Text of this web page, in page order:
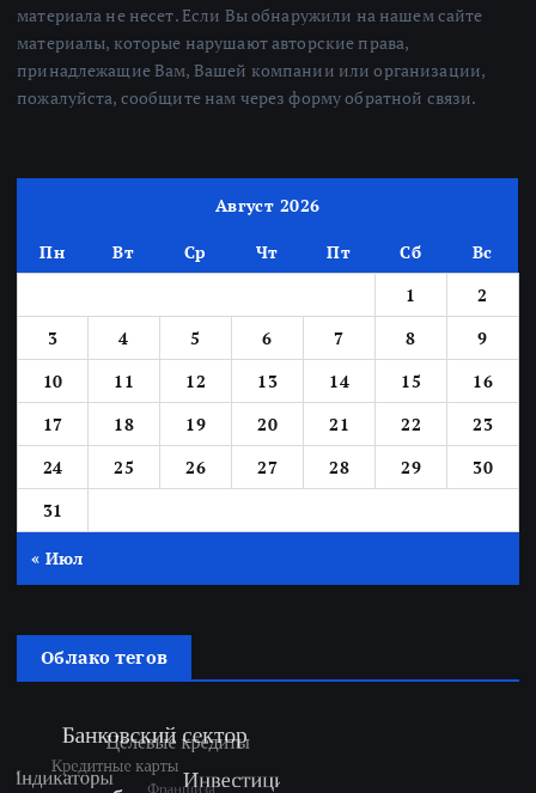
материала не несет. Если Вы обнаружили на нашем сайте
материалы, которые нарушают авторские права,
принадлежащие Вам, Вашей компании или организации,
пожалуйста, сообщите нам через форму обратной связи.
Август 2026
Пн Вт Ср Чт Пт Сб
Вс
1
2
3
4 5 6 7 8
9
10
11 12 13 14 15
16
17
18 19 20 21 22
23
24
25 26 27 28 29
30
31
« Июл
Облако тегов